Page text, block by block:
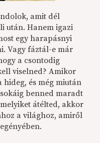
amit dél
után. Hanem igazi
egy harapásnyi
Vagy fáztál-e már
a csontodig
viselned? Amikor
és még miután
benned maradt
átélted, akkor
a világhoz, amiről